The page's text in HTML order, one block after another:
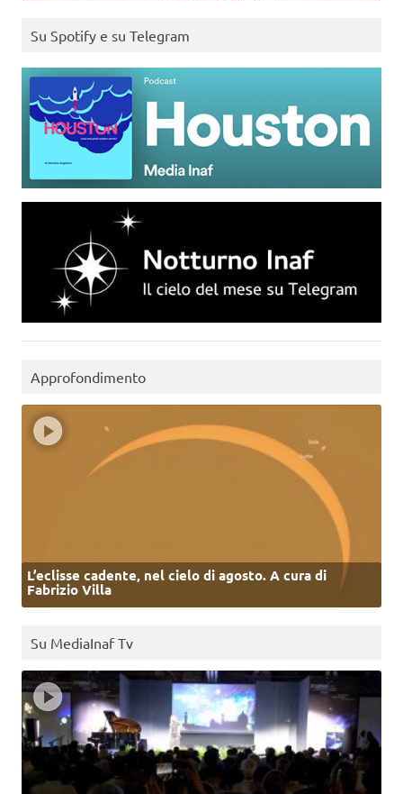
Su Spotify e su Telegram
Approfondimento
L’eclisse cadente, nel cielo di agosto. A cura di
Fabrizio Villa
Su MediaInaf Tv